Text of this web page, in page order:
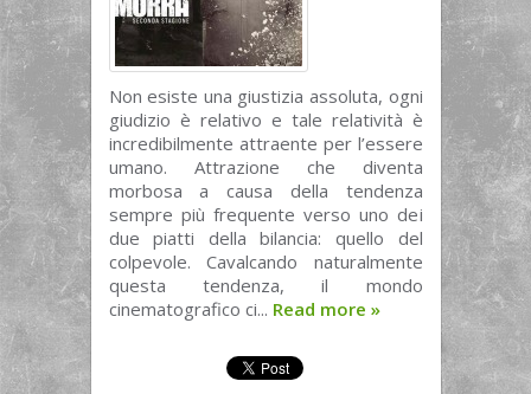
Non esiste una giustizia assoluta, ogni
giudizio è relativo e tale relatività è
incredibilmente attraente per l’essere
umano. Attrazione che diventa
morbosa a causa della tendenza
sempre più frequente verso uno dei
due piatti della bilancia: quello del
colpevole. Cavalcando naturalmente
questa tendenza, il mondo
cinematografico ci... Read more »